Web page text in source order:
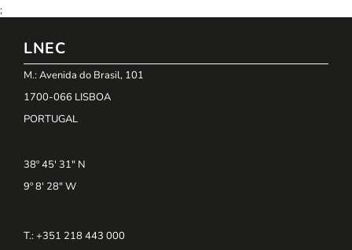
;
LNEC
M.: Avenida do Brasil, 101
1700-066 LISBOA
PORTUGAL
38º 45' 31" N
9º 8' 28" W
T.: +351 218 443 000